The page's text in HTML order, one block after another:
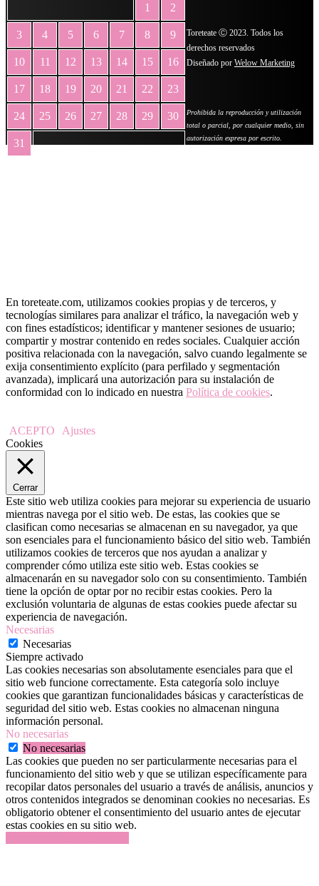
1 2
3 4 5 6 7 8 9
10 11 12 13 14 15 16
17 18 19 20 21 22 23
24 25 26 27 28 29 30
31
Toreteate Ⓒ 2023. Todos los
derechos reservados
Diseñado por Welow Marketing
Prohibida la reproducción y utilización
total o parcial, por cualquier medio, sin
autorización expresa por escrito.
En toreteate.com, utilizamos cookies propias y de terceros, y
tecnologías similares para analizar el tráfico, la navegación web y
con fines estadísticos; identificar y mantener sesiones de usuario;
compartir y mostrar contenido en redes sociales. Cualquier acción
positiva relacionada con la navegación, salvo cuando legalmente se
exija consentimiento explícito (para perfilado y segmentación
avanzada), implicará una autorización para su instalación de
conformidad con lo indicado en nuestra Política de cookies.
ACEPTO
Ajustes
Cookies
Cerrar
Este sitio web utiliza cookies para mejorar su experiencia de usuario
mientras navega por el sitio web. De estas, las cookies que se
clasifican como necesarias se almacenan en su navegador, ya que
son esenciales para el funcionamiento básico del sitio web. También
utilizamos cookies de terceros que nos ayudan a analizar y
comprender cómo utiliza este sitio web. Estas cookies se
almacenarán en su navegador solo con su consentimiento. También
tiene la opción de optar por no recibir estas cookies. Pero la
exclusión voluntaria de algunas de estas cookies puede afectar su
experiencia de navegación.
Necesarias
Necesarias
Siempre activado
Las cookies necesarias son absolutamente esenciales para que el
sitio web funcione correctamente. Esta categoría solo incluye
cookies que garantizan funcionalidades básicas y características de
seguridad del sitio web. Estas cookies no almacenan ninguna
información personal.
No necesarias
No necesarias
Las cookies que pueden no ser particularmente necesarias para el
funcionamiento del sitio web y que se utilizan específicamente para
recopilar datos personales del usuario a través de análisis, anuncios y
otros contenidos integrados se denominan cookies no necesarias. Es
obligatorio obtener el consentimiento del usuario antes de ejecutar
estas cookies en su sitio web.